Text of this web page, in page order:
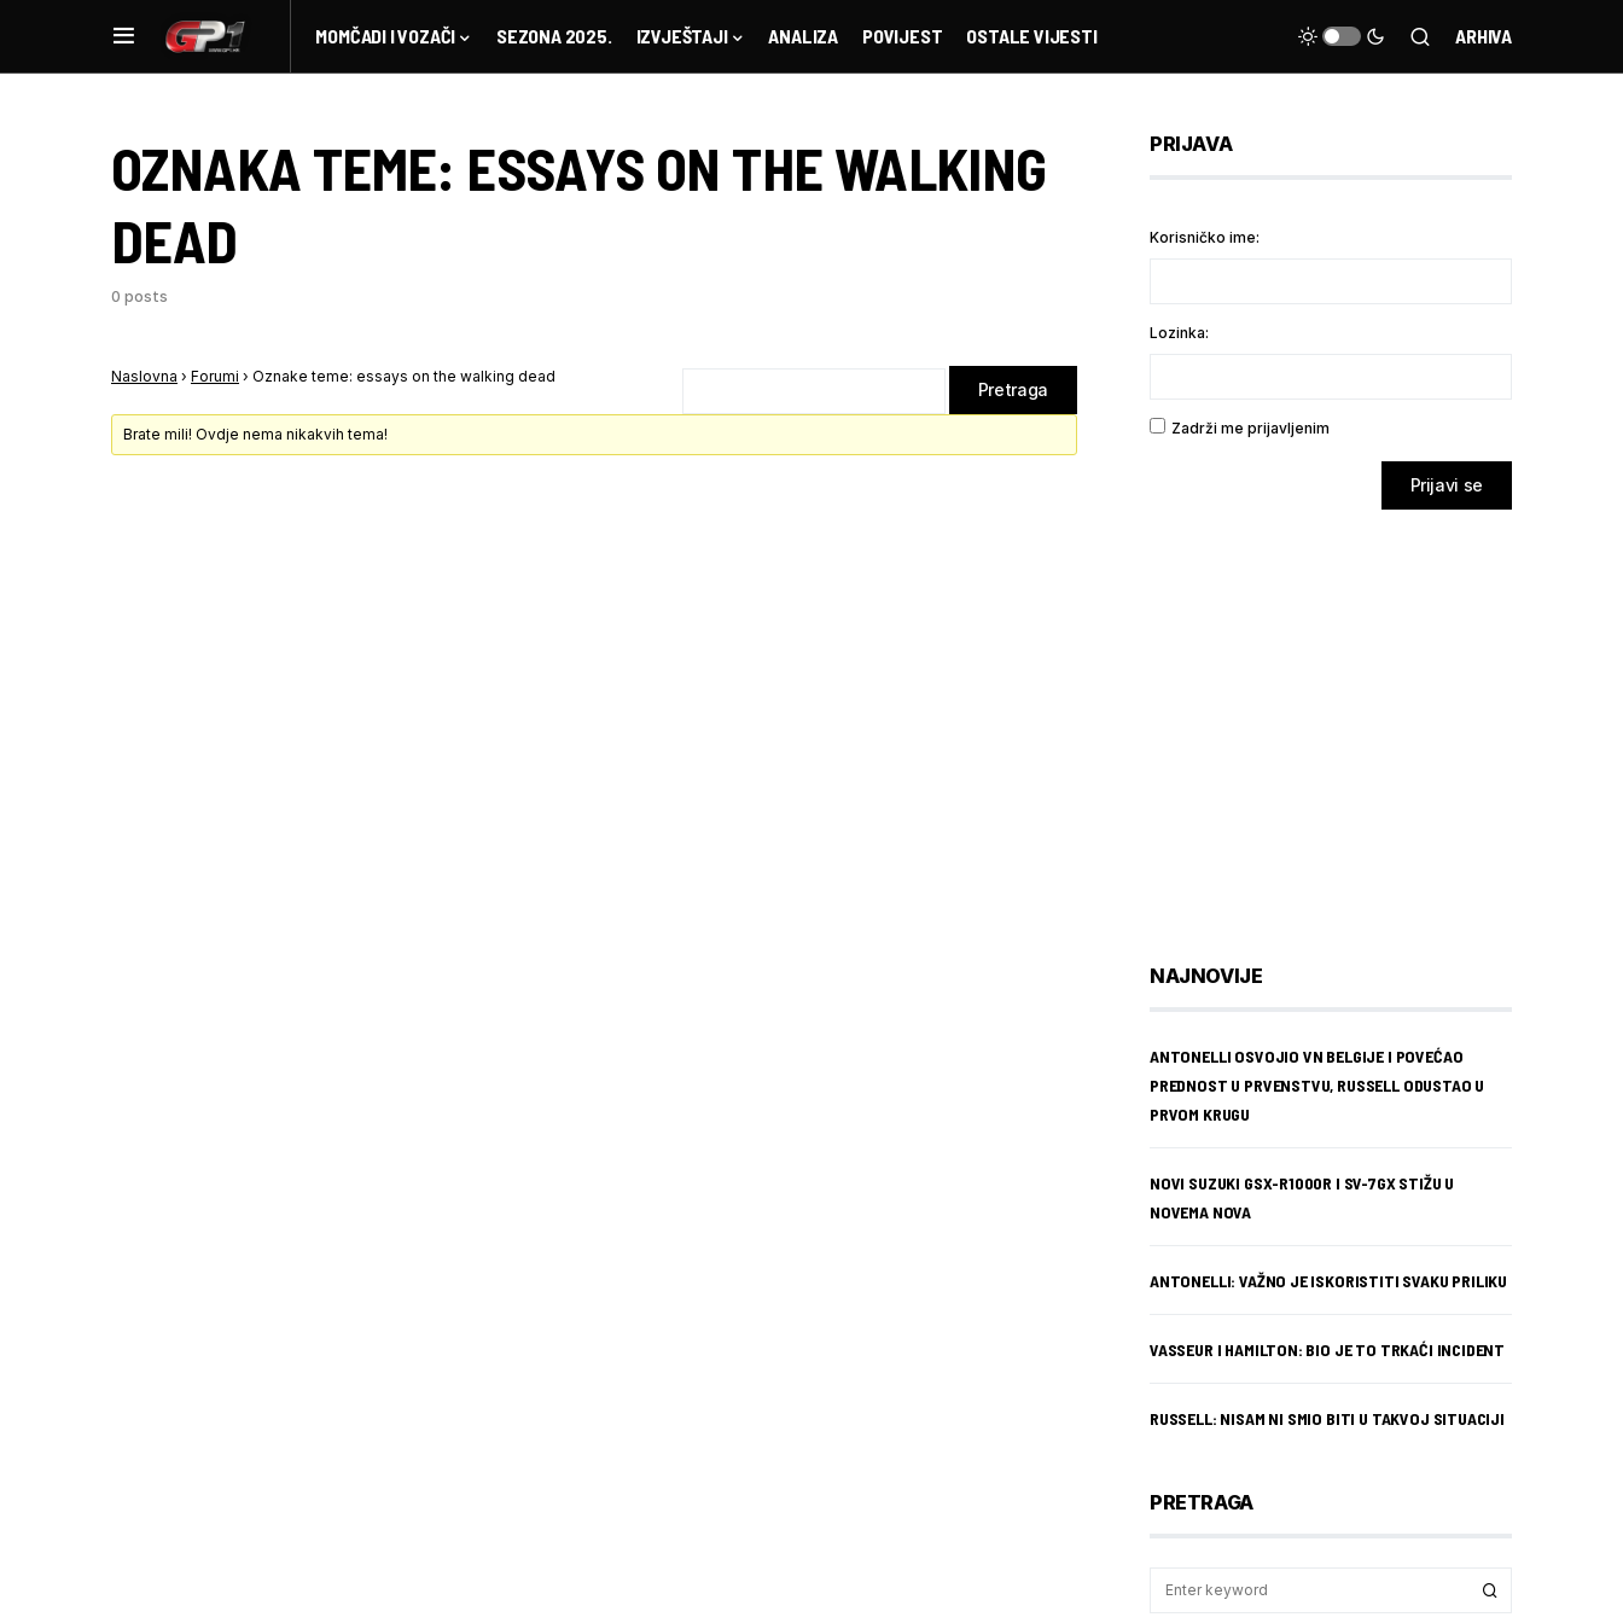
MOMČADI I VOZAČI SEZONA 2025. IZVJEŠTAJI ANALIZA POVIJEST OSTALE VIJESTI ARHIVA
OZNAKA TEME: ESSAYS ON THE WALKING
DEAD
0 posts
Naslovna › Forumi › Oznake teme: essays on the walking dead
Brate mili! Ovdje nema nikakvih tema!
PRIJAVA
Korisničko ime:
Lozinka:
Zadrži me prijavljenim
Prijavi se
NAJNOVIJE
ANTONELLI OSVOJIO VN BELGIJE I POVEĆAO
PREDNOST U PRVENSTVU, RUSSELL ODUSTAO U
PRVOM KRUGU
NOVI SUZUKI GSX-R1000R I SV-7GX STIŽU U
NOVEMA NOVA
ANTONELLI: VAŽNO JE ISKORISTITI SVAKU PRILIKU
VASSEUR I HAMILTON: BIO JE TO TRKAĆI INCIDENT
RUSSELL: NISAM NI SMIO BITI U TAKVOJ SITUACIJI
PRETRAGA